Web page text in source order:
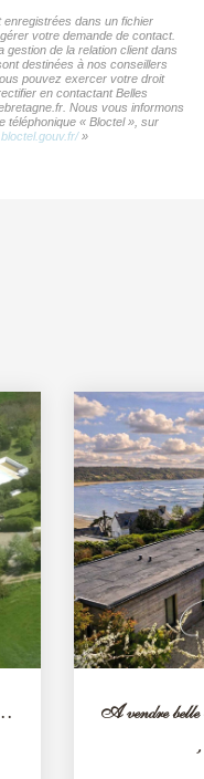
dans un fichier
votre demande de contact.
de la relation client dans
destinées à nos conseillers
pouvez exercer votre droit
en contactant Belles
Nous vous informons
téléphonique « Bloctel », sur
»
de sept maisons avec...